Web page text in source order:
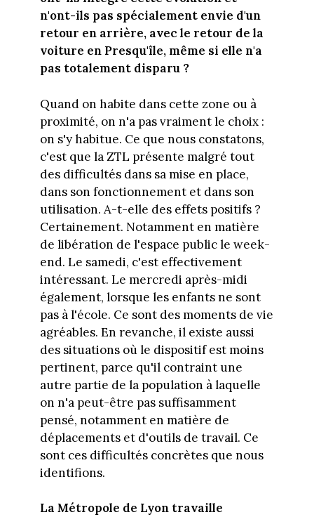
n'ont-ils pas spécialement envie d'un
retour en arrière, avec le retour de la
voiture en Presqu'île, même si elle n'a
pas totalement disparu ?
Quand on habite dans cette zone ou à
proximité, on n'a pas vraiment le choix :
on s'y habitue. Ce que nous constatons,
c'est que la ZTL présente malgré tout
des difficultés dans sa mise en place,
dans son fonctionnement et dans son
utilisation. A-t-elle des effets positifs ?
Certainement. Notamment en matière
de libération de l'espace public le week-
end. Le samedi, c'est effectivement
intéressant. Le mercredi après-midi
également, lorsque les enfants ne sont
pas à l'école. Ce sont des moments de vie
agréables. En revanche, il existe aussi
des situations où le dispositif est moins
pertinent, parce qu'il contraint une
autre partie de la population à laquelle
on n'a peut-être pas suffisamment
pensé, notamment en matière de
déplacements et d'outils de travail. Ce
sont ces difficultés concrètes que nous
identifions.
La Métropole de Lyon travaille